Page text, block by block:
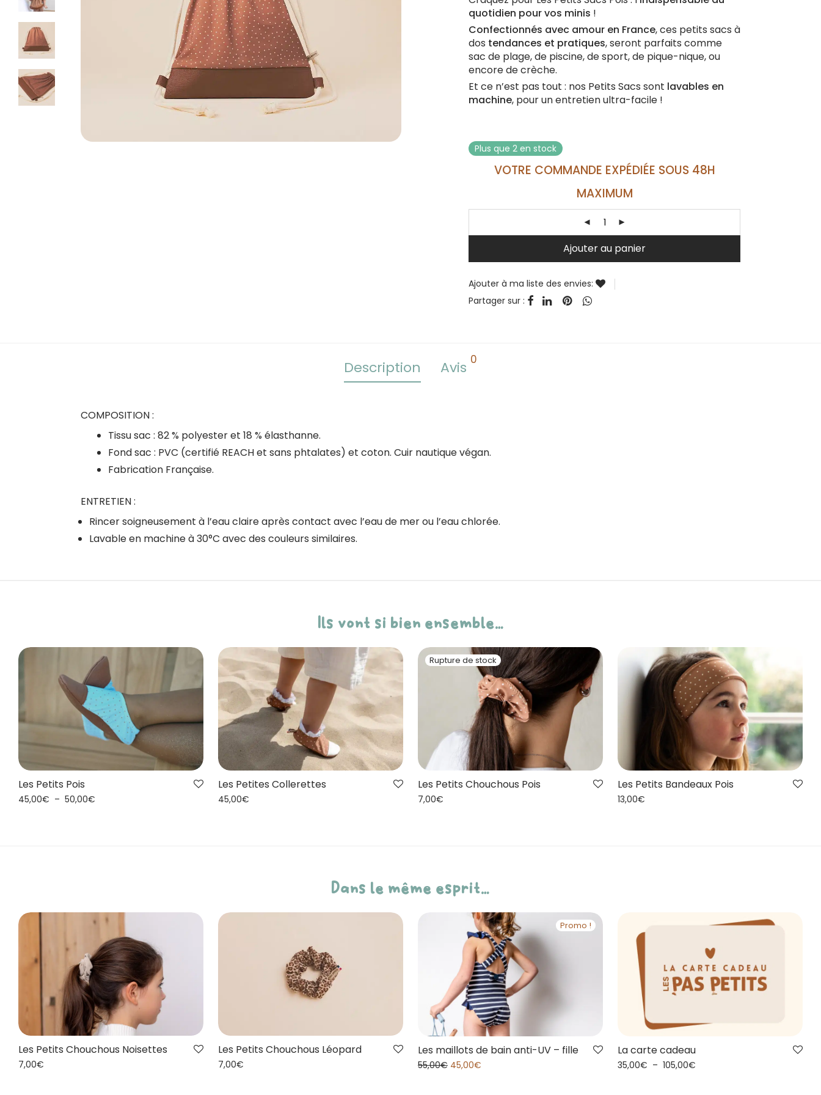
quotidien pour vos minis !
Confectionnés avec amour en France, ces petits sacs à
dos tendances et pratiques, seront parfaits comme
sac de plage, de piscine, de sport, de pique-nique, ou
encore de crèche.
Et ce n’est pas tout : nos Petits Sacs sont lavables en
machine, pour un entretien ultra-facile !
Plus que 2 en stock
VOTRE COMMANDE EXPÉDIÉE SOUS 48H
MAXIMUM
Ajouter au panier
Ajouter à ma liste des envies:
Partager sur :
Description Avis 0
COMPOSITION :
Tissu sac : 82 % polyester et 18 % élasthanne.
Fond sac : PVC (certifié REACH et sans phtalates) et coton. Cuir nautique végan.
Fabrication Française.
ENTRETIEN :
Rincer soigneusement à l’eau claire après contact avec l’eau de mer ou l’eau chlorée.
Lavable en machine à 30°C avec des couleurs similaires.
Ils vont si bien ensemble…
Les Petits Pois
45,00€ – 50,00€
Les Petites Collerettes
45,00€
Les Petits Chouchous Pois
7,00€
Les Petits Bandeaux Pois
13,00€
Dans le même esprit…
Les Petits Chouchous Noisettes
7,00€
Les Petits Chouchous Léopard
7,00€
Promo !
Les maillots de bain anti-UV – fille
55,00€ 45,00€
La carte cadeau
35,00€ – 105,00€